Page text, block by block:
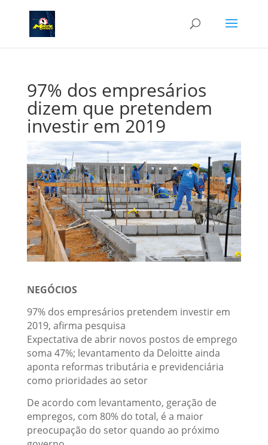
97% dos empresários
dizem que pretendem
investir em 2019
NEGÓCIOS
97% dos empresários pretendem investir em
2019, afirma pesquisa
Expectativa de abrir novos postos de emprego
soma 47%; levantamento da Deloitte ainda
aponta reformas tributária e previdenciária
como prioridades ao setor
De acordo com levantamento, geração de
empregos, com 80% do total, é a maior
preocupação do setor quando ao próximo